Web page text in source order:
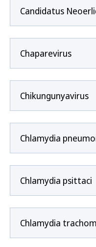
Candidatus
Chaparevirus
Chikungunyavirus
Chlamydia
Chlamydia psittaci
Chlamydia